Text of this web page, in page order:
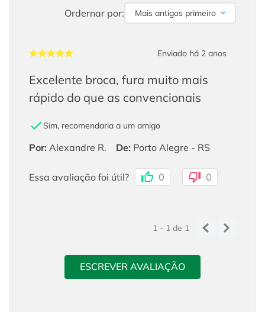
Ordernar por: Mais antigos primeiro
Enviado há 2 anos
Excelente broca, fura muito mais
rápido do que as convencionais
Sim, recomendaria a um amigo
Por: Alexandre R. De: Porto Alegre - RS
Essa avaliação foi útil? 0 0
1 - 1de 1
ESCREVER AVALIAÇÃO